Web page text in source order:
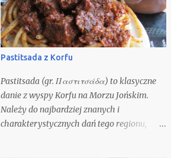
Pastitsada z Korfu
Pastitsada (gr. Παστιτσάδα) to klasyczne
danie z wyspy Korfu na Morzu Jońskim.
Należy do najbardziej znanych i
charakterystycznych dań tego regionu,